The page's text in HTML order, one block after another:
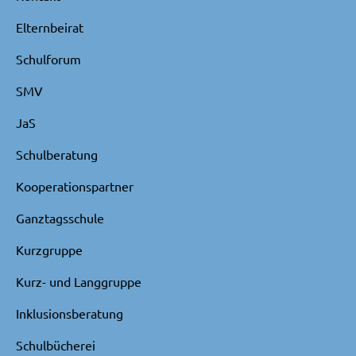
Elternbeirat
Schulforum
SMV
JaS
Schulberatung
Kooperationspartner
Ganztagsschule
Kurzgruppe
Kurz- und Langgruppe
Inklusionsberatung
Schulbücherei